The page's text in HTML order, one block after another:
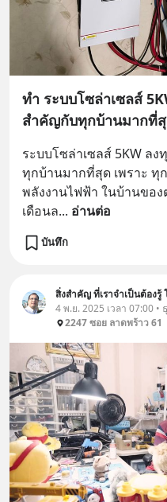
ทำ ระบบโซล่าเซลส์
สำคัญกับทุกบ้านมากที่
ระบบโซล่าเซลส์ 5KW ล
ทุกบ้านมากที่สุด เพราะ
พลังงานไฟฟ้า ในบ้านของ
เดือนล... อ่านต่อ
บันทึก
สิ่งสำคัญ ที่เราจำเป็นต้องรู้
4 พ.ย. 2025 เวลา 07:00 •
2247 ซอย ลาดพร้าว 61